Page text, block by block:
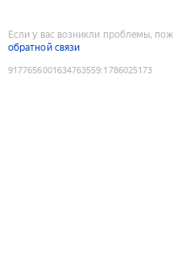
Если у вас возникли проблемы,
обратной связи
9177656001634763559:1786025173